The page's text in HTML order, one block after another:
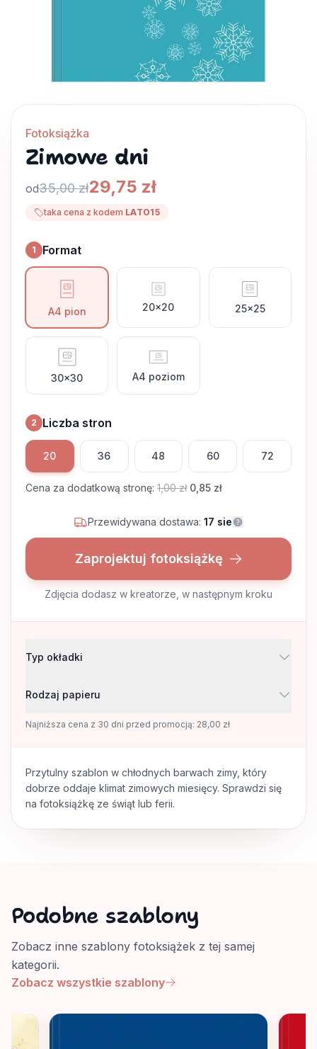
Fotoksiążka
Zimowe dni
od35,00 zł29,75 zł
taka cena z kodem LATO15
1
Format
Format
A4 pion 20x20 25x25
30x30 A4 poziom
2 Liczba stron
20 36 48 60 72
Cena za dodatkową stronę: 1,00 zł 0,85 zł
Przewidywana dostawa: 17 sie
Zaprojektuj fotoksiążkę
Zdjęcia dodasz w kreatorze, w następnym kroku
Typ okładki
Rodzaj papieru
Najniższa cena z 30 dni przed promocją: 28,00 zł
Przytulny szablon w chłodnych barwach zimy, który
dobrze oddaje klimat zimowych miesięcy. Sprawdzi się
na fotoksiążkę ze świąt lub ferii.
Podobne szablony
Zobacz inne szablony fotoksiążek z tej samej
kategorii.
Zobacz wszystkie szablony